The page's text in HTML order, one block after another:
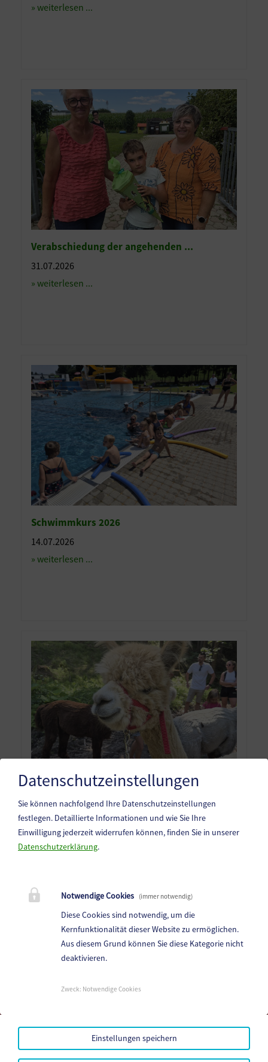
» weiterlesen ...
Verabschiedung der angehenden ...
31.07.2026
» weiterlesen ...
Schwimmkurs 2026
14.07.2026
» weiterlesen ...
Familien-Alpakawanderung
22.06.2026
» weiterlesen ...
Kindergarten Haimburg
E-Mail:kg-haimburg@a1.net
Datenschutzeinstellungen
Sie können nachfolgend Ihre Datenschutzeinstellungen
festlegen. Detaillierte Informationen und wie Sie Ihre
Einwilligung jederzeit widerrufen können, finden Sie in unserer
Datenschutzerklärung.
Notwendige Cookies (immer notwendig)
Diese Cookies sind notwendig, um die
Kernfunktionalität dieser Website zu ermöglichen.
Aus diesem Grund können Sie diese Kategorie nicht
deaktivieren.
Zweck: Notwendige Cookies
Einstellungen speichern